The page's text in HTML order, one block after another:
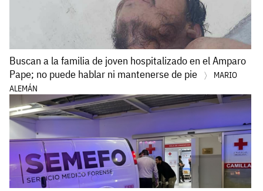
Buscan a la familia de joven hospitalizado en el Amparo
Pape; no puede hablar ni mantenerse de pie
MARIO
ALEMÁN